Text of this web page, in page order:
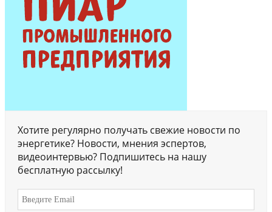
Хотите регулярно получать свежие новости по
энергетике? Новости, мнения эспертов,
видеоинтервью? Подпишитесь на нашу
бесплатную рассылку!